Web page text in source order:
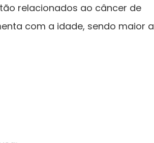
relacionados ao câncer de
com a idade, sendo maior a